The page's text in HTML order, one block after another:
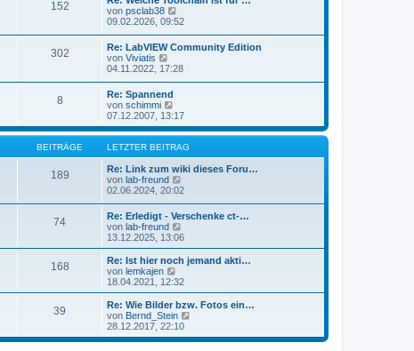
r
g
B
t
r
s
t
B
e
i
t
r
a
g
152
von psclab38
e
s
t
e
r
i
t
r
a
g
09.02.2026, 09:52
302
Re: LabVIEW Community Edition
von Viviatis
e
e
s
t
e
r
B
e
t
r
a
g
04.11.2022, 17:28
8
Re: Spannend
von schimmi
e
u
e
s
t
e
r
B
i
t
r
a
g
07.12.2007, 13:17
BEITRÄGE LETZTER BEITRAG
189
Re: Link zum wiki dieses Foru…
von lab-freund
e
s
t
e
r
B
i
t
r
a
g
02.06.2024, 20:02
74
Re: Erledigt - Verschenke ct-…
von lab-freund
e
u
e
s
t
B
e
i
t
13.12.2025, 13:06
168
Re: Ist hier noch jemand akti…
von lemkajen
e
u
e
s
t
r
18.04.2021, 12:32
39
Re: Wie Bilder bzw. Fotos ein…
von Bernd_Stein
u
28.12.2017, 22:10